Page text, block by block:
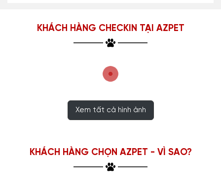
KHÁCH HÀNG CHECKIN TẠI AZPET
Xem tất cả hình ảnh
KHÁCH HÀNG CHỌN AZPET - VÌ SAO?